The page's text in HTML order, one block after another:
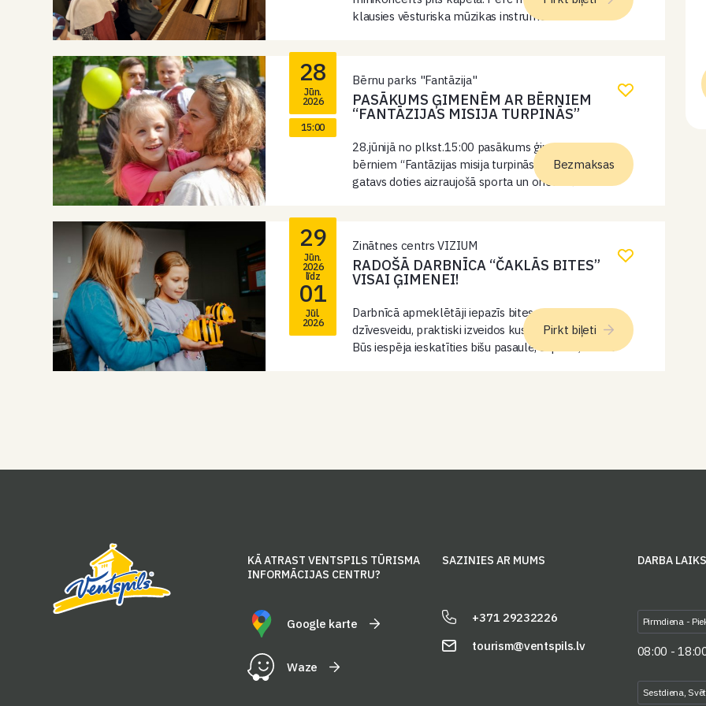
klausies vēsturiska mūzikas instrumenta
28
Jūn.
2026
15:00
Bērnu parks "Fantāzija"
PASĀKUMS ĢIMENĒM AR BĒRNIEM
“FANTĀZIJAS MISIJA TURPINĀS”
28.jūnijā no plkst.15:00 pasākums ģimenēm ar
bērniem “Fantāzijas misija turpinās” ar A.Roni. Vai esi
gatavs doties aizraujošā sporta un orientēšanās
Bezmaksas
29
Jūn.
2026
līdz
01
Jūl.
2026
Zinātnes centrs VIZIUM
RADOŠĀ DARBNĪCA “ČAKLĀS BITES”
VISAI ĢIMENEI!
Darbnīcā apmeklētāji iepazīs bites, to uzbūvi un
dzīvesveidu, praktiski izveidos kustīgu LEGO WeDo biti.
Būs iespēja ieskatīties bišu pasaulē, saprast, kā tās
Pirkt biļeti
KĀ ATRAST VENTSPILS TŪRISMA
INFORMĀCIJAS CENTRU?
SAZINIES AR MUMS DARBA LAIKS
Google karte
Waze
+371 29232226
tourism@ventspils.lv
Pirmdiena -
08:00 -
Sestdiena,